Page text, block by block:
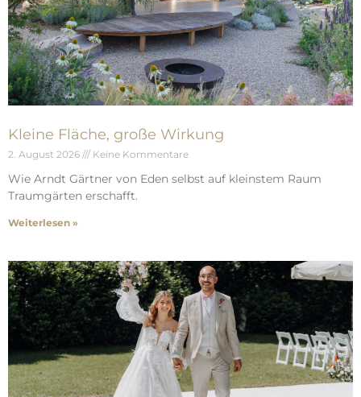
Kleine Fläche, große Wirkung
2. August 2026 Keine Kommentare
Wie Arndt Gärtner von Eden selbst auf kleinstem Raum
Traumgärten erschafft.
Weiterlesen »